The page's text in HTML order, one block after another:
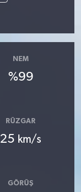
NEM
%99
RÜZGAR
25 km/s
GÖRÜŞ